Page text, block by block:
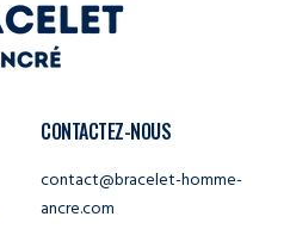
CONTACTEZ-NOUS
contact@bracelet-homme-
ancre.com